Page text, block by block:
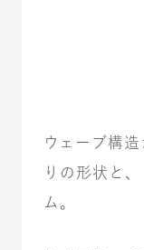
ウェーブ構
りの形状と
ム。